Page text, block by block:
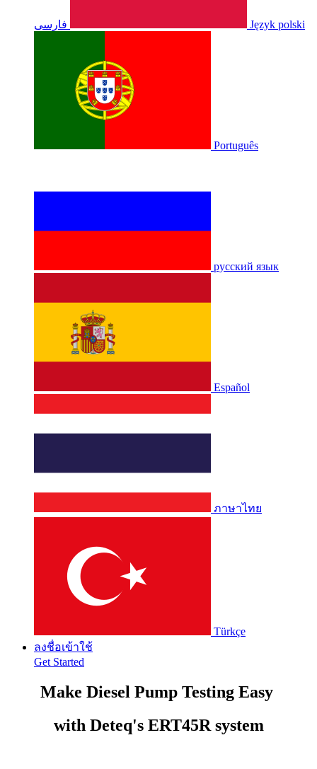
فارسی Język polski
Português
русский язык
Español
ภาษาไทย
Türkçe
ลงชื่อเข้าใช้
Get Started
Make Diesel Pump Testing Easy
with Deteq's ERT45R system